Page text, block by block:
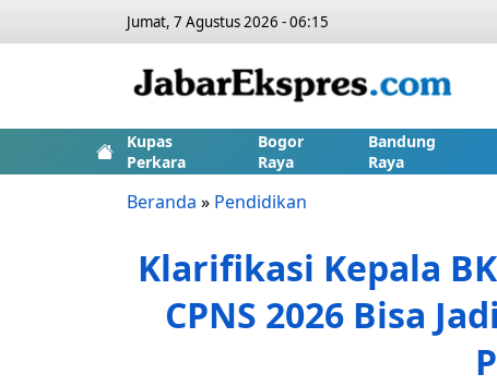
Jumat, 7 Agustus 2026 - 06:15
Kupas
Perkara
Bogor
Raya
Bandung
Raya
Beranda » Pendidikan
Klarifikasi Kepala
CPNS 2026 Bisa